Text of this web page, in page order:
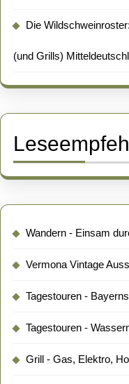
Die
(und Grills)
Wandern - Einsam
Vermona Vintage
Tagestouren -
Tagestouren -
Grill - Gas, Elektro,